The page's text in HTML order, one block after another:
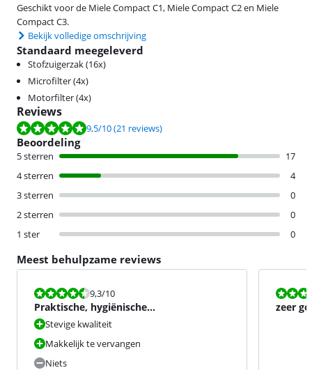
Geschikt voor de Miele Compact C1, Miele Compact C2 en Miele
Compact C3.
Bekijk volledige omschrijving
Standaard meegeleverd
Stofzuigerzak (16x)
Microfilter (4x)
Motorfilter (4x)
Reviews
Beoordeling is 9,5 van de 10, gebaseerd op 21 reviews.
9,5/10(21 reviews)
Beoordeling
5 sterren
17
4 sterren
4
3 sterren
0
2 sterren
0
1 ster
0
Meest behulpzame reviews
Beoordeling is 9,3 van de 10.
9,3/10
Praktische, hygiënische
stofzuigerzakken
Stevige kwaliteit
Makkelijk te vervangen
Niets
zeer